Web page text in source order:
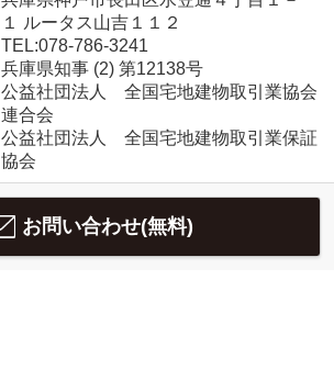
１ ルータス山吉１１２
TEL:078-786-3241
兵庫県知事 (2) 第12138号
公益社団法人 全国宅地建物取引業協会
連合会
公益社団法人 全国宅地建物取引業保証
協会
お問い合わせ(無料)